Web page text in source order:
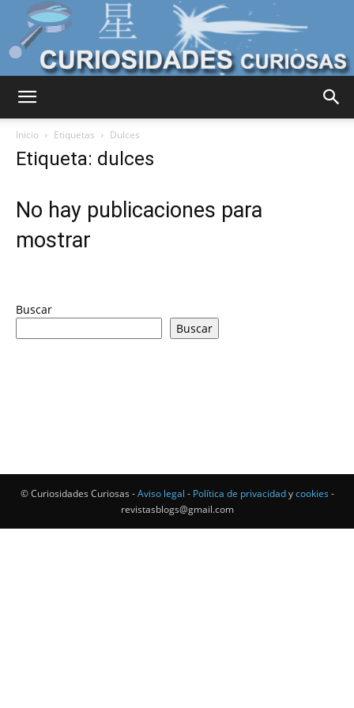
Mundo
Inicio Etiquetas Dulces
Etiqueta: dulces
No hay publicaciones para
mostrar
Buscar
Buscar
© Curiosidades Curiosas -Aviso legal - Política de privacidadycookies -
revistasblogs@gmail.com